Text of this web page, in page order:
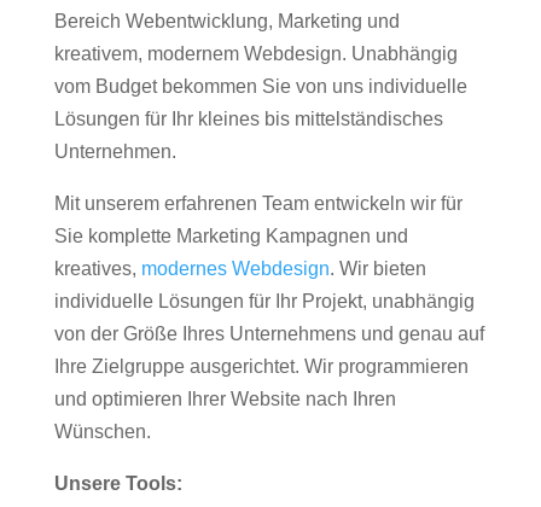
Bereich Webentwicklung, Marketing und
kreativem, modernem Webdesign. Unabhängig
vom Budget bekommen Sie von uns individuelle
Lösungen für Ihr kleines bis mittelständisches
Unternehmen.
Mit unserem erfahrenen Team entwickeln wir für
Sie komplette Marketing Kampagnen und
kreatives, modernes Webdesign. Wir bieten
individuelle Lösungen für Ihr Projekt, unabhängig
von der Größe Ihres Unternehmens und genau auf
Ihre Zielgruppe ausgerichtet. Wir programmieren
und optimieren Ihrer Website nach Ihren
Wünschen.
Unsere Tools: